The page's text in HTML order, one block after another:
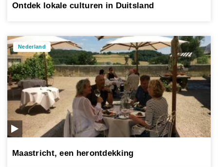
Ontdek lokale culturen in Duitsland
Nederland
Maastricht, een herontdekking